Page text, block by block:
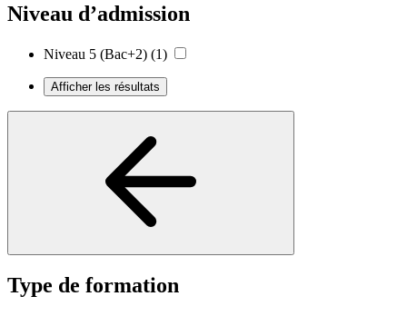
Niveau d’admission
Niveau 5 (Bac+2) (1)
Afficher les résultats
Type de formation